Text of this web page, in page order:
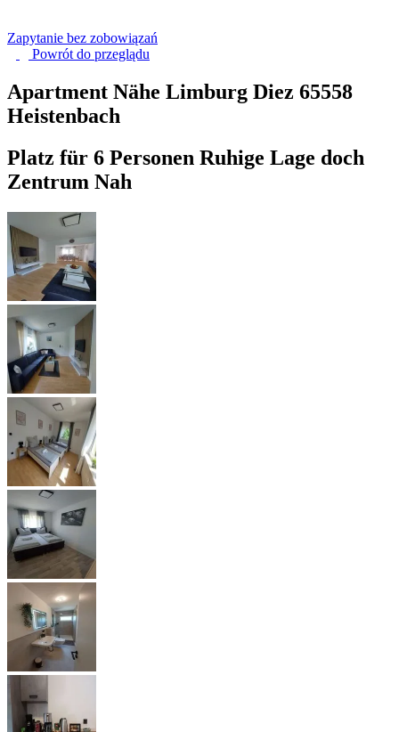
Zapytanie bez zobowiązań
Powrót do przeglądu
Apartment Nähe Limburg Diez 65558
Heistenbach
Platz für 6 Personen Ruhige Lage doch
Zentrum Nah